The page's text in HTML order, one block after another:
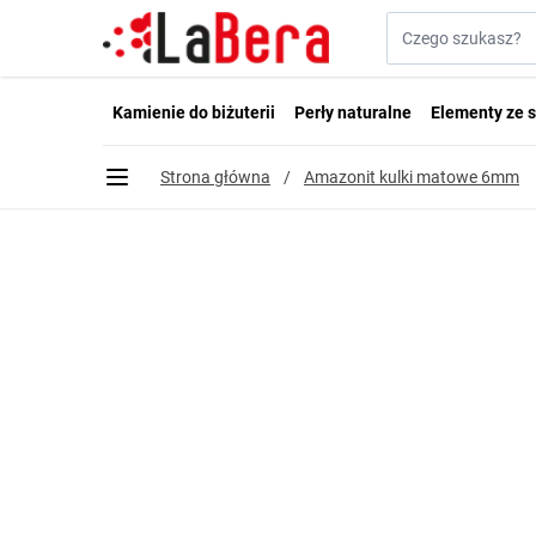
Przejdź do treści
Kamienie do biżuterii Perły naturalne Elementy ze
Strona główna / Amazonit kulki matowe 6mm